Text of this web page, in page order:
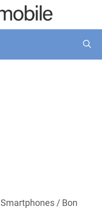
Smartphones/ Bon